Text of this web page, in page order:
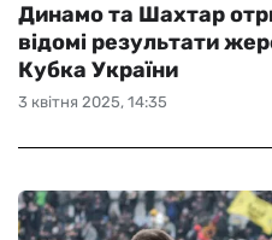
3 квітня 2025, 14:35
Динамо та Шахтар
відомі результати
Кубка України